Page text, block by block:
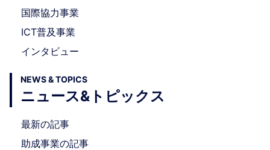
国際協力事業
ICT普及事業
インタビュー
NEWS & TOPICS
ニュース&トピックス
最新の記事
助成事業の記事